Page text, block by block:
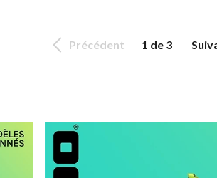
Précédent 1 de 3